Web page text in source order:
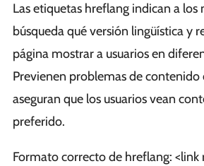
Las etiquetas hreflang indican a los
búsqueda qué versión lingüística y
página mostrar a usuarios en
Previenen problemas de contenido
aseguran que los usuarios vean
preferido.
Formato correcto de hreflang: <link